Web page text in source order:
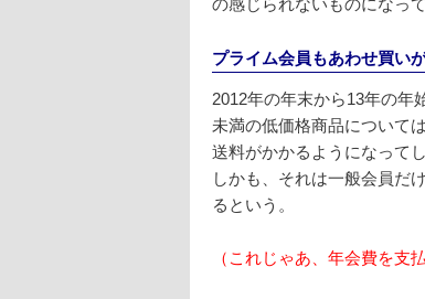
の感じられないものになっ
プライム会員もあわせ買い
2012年の年末から13年の年
未満の低価格商品について
送料がかかるようになって
しかも、それは一般会員だ
るという。
（これじゃあ、年会費を支